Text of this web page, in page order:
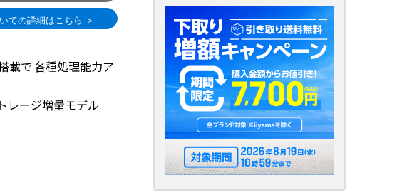
載で 各種処理能力ア
レージ増量モデル